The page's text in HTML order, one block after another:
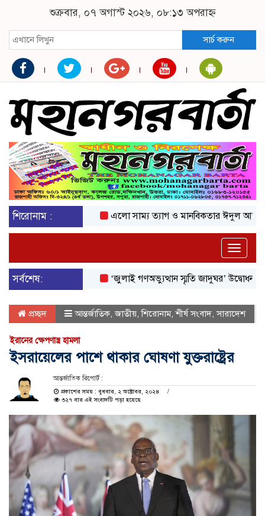
শুক্রবার, ০৭ অগাস্ট ২০২৬, ০৮:১৩ অপরাহ্ন
সার্চ করুন
শিরোনাম : এলো সাম্য ত্যাগ ও মানবিকতার ঈদুল আজহা
Toggle
সর্বশেষ:
‘জুলাই গণঅভ্যুত্থান স্মৃতি জাদুঘর’ উদ্বোধন করলেন
প্রচ্ছদ আন্তর্জাতিক,জাতীয়,শিরোনাম,শীর্ষ সংবাদ,সারাদেশ
ইরানের ক্ষেপণাস্ত্র হামলা
ইসরায়েলের পাশে থাকার ঘোষণা যুক্তরাষ্ট্রের
আন্তর্জাতিক রিপোর্ট :
প্রকাশের সময় : বুধবার, ২ অক্টোবর, ২০২৪
৩২৭ বার এই সংবাদটি পড়া হয়েছে